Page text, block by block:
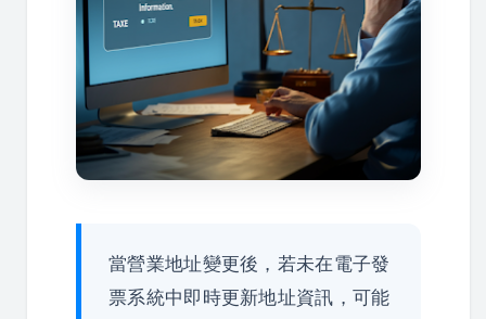
當營業地址變更後，若未在電子發
票系統中即時更新地址資訊，可能